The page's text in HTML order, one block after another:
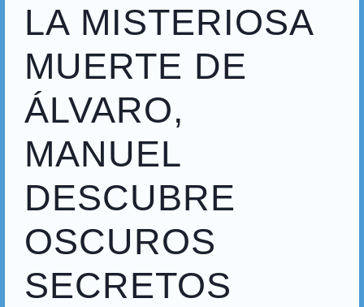
LA MISTERIOSA
MUERTE DE
ÁLVARO,
MANUEL
DESCUBRE
OSCUROS
SECRETOS